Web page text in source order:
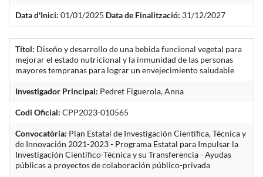
Data d'Inici: 01/01/2025 Data de Finalització: 31/12/2027
Títol: Diseño y desarrollo de una bebida funcional vegetal para
mejorar el estado nutricional y la inmunidad de las personas
mayores tempranas para lograr un envejecimiento saludable
Investigador Principal: Pedret Figuerola, Anna
Codi Oficial: CPP2023-010565
Convocatòria: Plan Estatal de Investigación Científica, Técnica y
de Innovación 2021-2023 - Programa Estatal para Impulsar la
Investigación Científico-Técnica y su Transferencia - Ayudas
públicas a proyectos de colaboración público-privada